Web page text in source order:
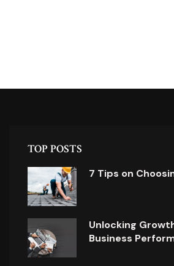
TOP POSTS
7 Tips on
Unlocking
Business